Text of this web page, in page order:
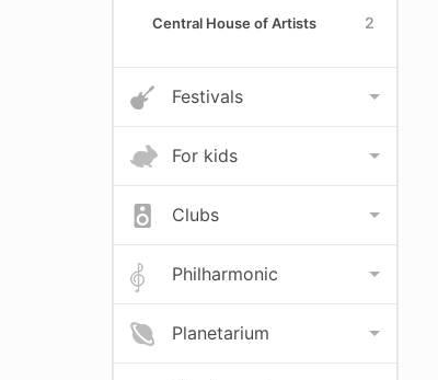
Central House of Artists 2
Festivals
For kids
Clubs
Philharmonic
Planetarium